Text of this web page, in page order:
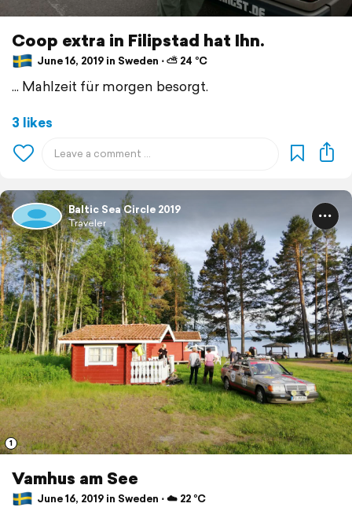
Coop extra in Filipstad hat Ihn.
June 16, 2019 in Sweden ⋅ ⛅ 24 °C
... Mahlzeit für morgen besorgt.
3 likes
Baltic Sea Circle 2019
Traveler
1
Vamhus am See
June 16, 2019 in Sweden ⋅ ☁️ 22 °C